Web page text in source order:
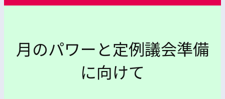
プ
月のパワーと定例議会準備
に向けて